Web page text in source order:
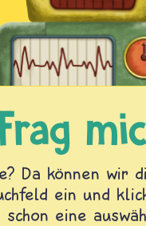
Da können wir
ein und
eine